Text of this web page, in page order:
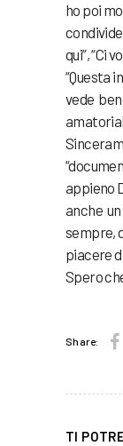
ho poi
qui”, “Ci
“Questa
vede
appieno
anche
sempre,
piacere
Spero
Share:
TI